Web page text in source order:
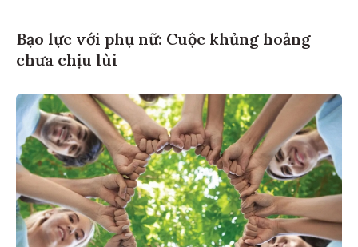
Bạo lực với phụ nữ: Cuộc khủng hoảng
chưa chịu lùi